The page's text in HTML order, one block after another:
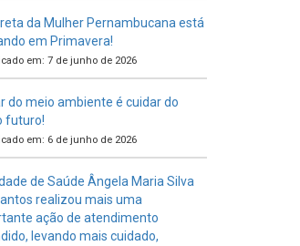
da Mulher Pernambucana está
em Primavera!
em: 7 de junho de 2026
do meio ambiente é cuidar do
futuro!
em: 6 de junho de 2026
de Saúde Ângela Maria Silva
realizou mais uma
ação de atendimento
levando mais cuidado,